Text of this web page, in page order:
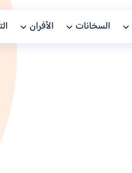
السخانات الأفران